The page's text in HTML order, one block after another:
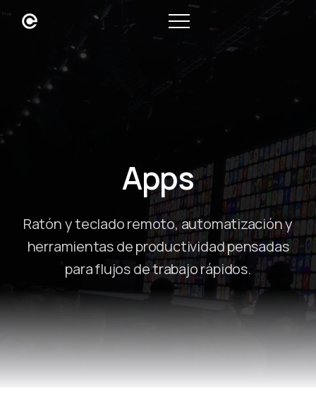
Apps
Ratón y teclado remoto, automatización y
herramientas de productividad pensadas
para flujos de trabajo rápidos.